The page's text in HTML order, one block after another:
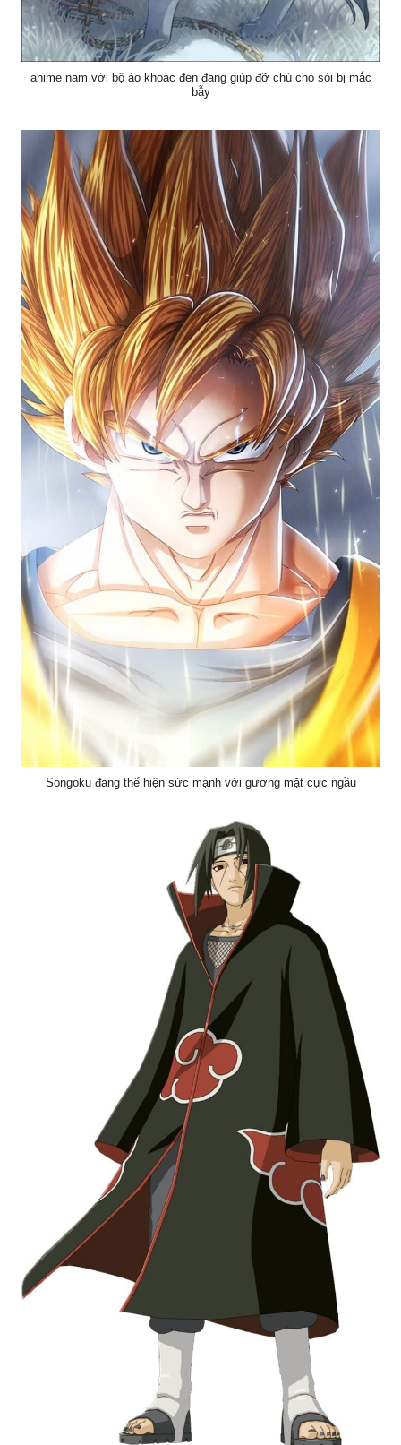
anime nam với bộ áo khoác đen đang giúp đỡ chú chó sói bị mắc
bẫy
Songoku đang thể hiện sức mạnh với gương mặt cực ngầu